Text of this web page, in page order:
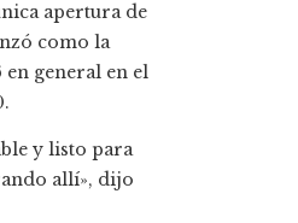
apertura de
como la
general en el
y listo para
allí», dijo